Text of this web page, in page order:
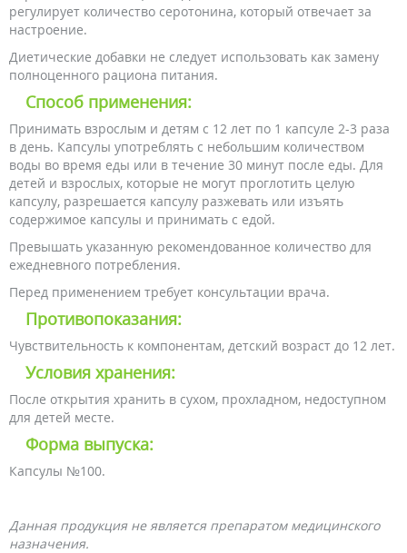
регулирует количество серотонина, который отвечает за
настроение.
Диетические добавки не следует использовать как замену
полноценного рациона питания.
Способ применения:
Принимать взрослым и детям с 12 лет по 1 капсуле 2-3 раза
в день. Капсулы употреблять с небольшим количеством
воды во время еды или в течение 30 минут после еды. Для
детей и взрослых, которые не могут проглотить целую
капсулу, разрешается капсулу разжевать или изъять
содержимое капсулы и принимать с едой.
Превышать указанную рекомендованное количество для
ежедневного потребления.
Перед применением требует консультации врача.
Противопоказания:
Чувствительность к компонентам, детский возраст до 12 лет.
Условия хранения:
После открытия хранить в сухом, прохладном, недоступном
для детей месте.
Форма выпуска:
Капсулы №100.
Данная продукция не является препаратом медицинского
назначения.